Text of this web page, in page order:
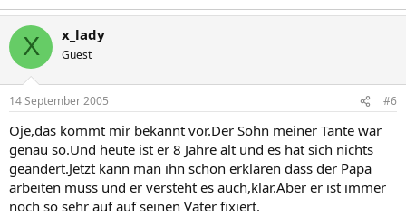
X x_lady
Guest
14 September 2005 #6
Oje,das kommt mir bekannt vor.Der Sohn meiner Tante war
genau so.Und heute ist er 8 Jahre alt und es hat sich nichts
geändert.Jetzt kann man ihn schon erklären dass der Papa
arbeiten muss und er versteht es auch,klar.Aber er ist immer
noch so sehr auf auf seinen Vater fixiert.